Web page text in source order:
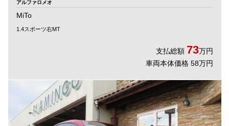
アルファロメオ
MiTo
1.4スポーツ右MT
支払総額 73万円
車両本体価格 58万円